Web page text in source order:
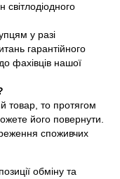
світлодіодного
у разі
гарантійного
фахівців нашої
товар, то протягом
його повернути.
споживчих
обміну та